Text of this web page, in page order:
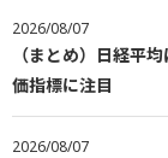
2026/08/07
（まとめ）日経平
価指標に注目
2026/08/07